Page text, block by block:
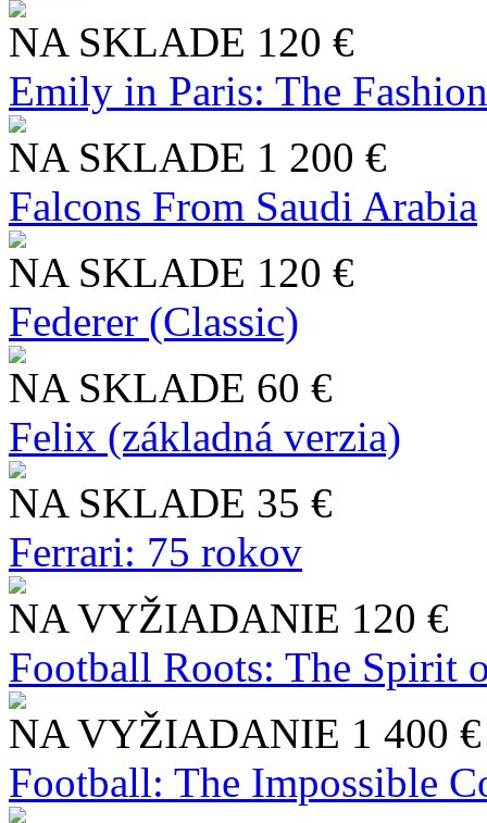
NA SKLADE 120 €
Emily in Paris: The
NA SKLADE 1 200 €
Falcons From Saudi Arabia
NA SKLADE 120 €
Federer (Classic)
NA SKLADE 60 €
Felix (základná verzia)
NA SKLADE 35 €
Ferrari: 75 rokov
NA VYŽIADANIE 120 €
Football Roots: The Spirit
NA VYŽIADANIE 1 400 €
Football: The Impossible